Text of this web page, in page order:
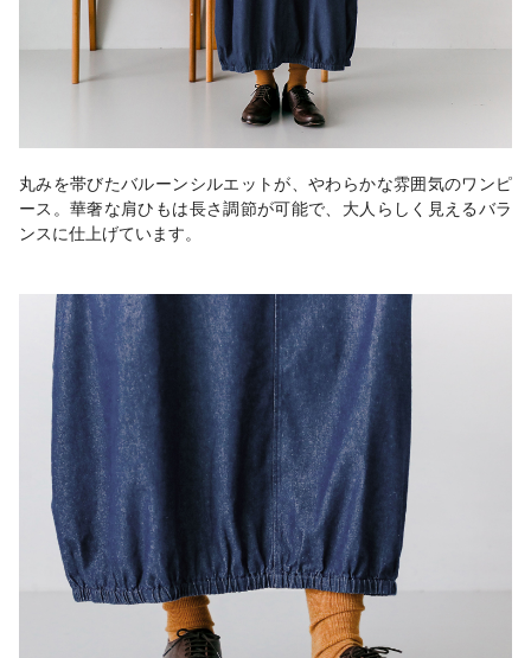
丸みを帯びたバルーンシルエットが、やわらかな雰囲気のワンピ
ース。華奢な肩ひもは長さ調節が可能で、大人らしく見えるバラ
ンスに仕上げています。